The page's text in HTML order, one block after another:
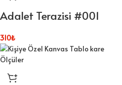
Adalet Terazisi #001
310₺